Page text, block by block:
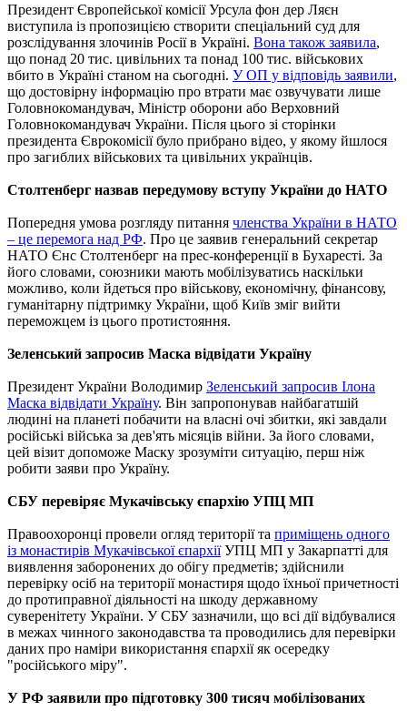
Президент Європейської комісії Урсула фон дер Ляєн
виступила із пропозицією створити спеціальний суд для
розслідування злочинів Росії в Україні. Вона також заявила,
що понад 20 тис. цивільних та понад 100 тис. військових
вбито в Україні станом на сьогодні. У ОП у відповідь заявили,
що достовірну інформацію про втрати має озвучувати лише
Головнокомандувач, Міністр оборони або Верховний
Головнокомандувач України. Після цього зі сторінки
президента Єврокомісії було прибрано відео, у якому йшлося
про загиблих військових та цивільних українців.
Столтенберг назвав передумову вступу України до НАТО
Попередня умова розгляду питання членства України в НАТО
– це перемога над РФ. Про це заявив генеральний секретар
НАТО Єнс Столтенберг на прес-конференції в Бухаресті. За
його словами, союзники мають мобілізуватись наскільки
можливо, коли йдеться про військову, економічну, фінансову,
гуманітарну підтримку України, щоб Київ зміг вийти
переможцем із цього протистояння.
Зеленський запросив Маска відвідати Україну
Президент України Володимир Зеленський запросив Ілона
Маска відвідати Україну. Він запропонував найбагатшій
людині на планеті побачити на власні очі збитки, які завдали
російські війська за дев'ять місяців війни. За його словами,
цей візит допоможе Маску зрозуміти ситуацію, перш ніж
робити заяви про Україну.
СБУ перевіряє Мукачівську єпархію УПЦ МП
Правоохоронці провели огляд території та приміщень одного
із монастирів Мукачівської єпархіїУПЦ МП у Закарпатті для
виявлення заборонених до обігу предметів; здійснили
перевірку осіб на території монастиря щодо їхньої причетності
до протиправної діяльності на шкоду державному
суверенітету України. У СБУ зазначили, що всі дії відбувалися
в межах чинного законодавства та проводились для перевірки
даних про наміри використання єпархії як осередку
"російського міру".
У РФ заявили про підготовку 300 тисяч мобілізованих